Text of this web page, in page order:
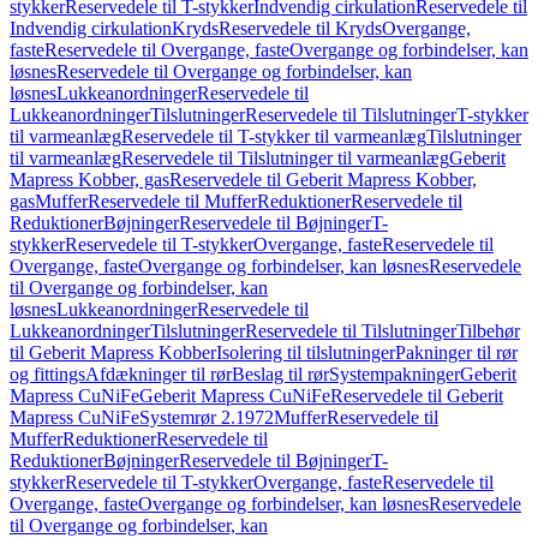
stykkerReservedele til T-stykkerIndvendig cirkulationReservedele til
Indvendig cirkulationKrydsReservedele til KrydsOvergange,
fasteReservedele til Overgange, fasteOvergange og forbindelser, kan
løsnesReservedele til Overgange og forbindelser, kan
løsnesLukkeanordningerReservedele til
LukkeanordningerTilslutningerReservedele til TilslutningerT-stykker
til varmeanlægReservedele til T-stykker til varmeanlægTilslutninger
til varmeanlægReservedele til Tilslutninger til varmeanlægGeberit
Mapress Kobber, gasReservedele til Geberit Mapress Kobber,
gasMufferReservedele til MufferReduktionerReservedele til
ReduktionerBøjningerReservedele til BøjningerT-
stykkerReservedele til T-stykkerOvergange, fasteReservedele til
Overgange, fasteOvergange og forbindelser, kan løsnesReservedele
til Overgange og forbindelser, kan
løsnesLukkeanordningerReservedele til
LukkeanordningerTilslutningerReservedele til TilslutningerTilbehør
til Geberit Mapress KobberIsolering til tilslutningerPakninger til rør
og fittingsAfdækninger til rørBeslag til rørSystempakningerGeberit
Mapress CuNiFeGeberit Mapress CuNiFeReservedele til Geberit
Mapress CuNiFeSystemrør 2.1972MufferReservedele til
MufferReduktionerReservedele til
ReduktionerBøjningerReservedele til BøjningerT-
stykkerReservedele til T-stykkerOvergange, fasteReservedele til
Overgange, fasteOvergange og forbindelser, kan løsnesReservedele
til Overgange og forbindelser, kan